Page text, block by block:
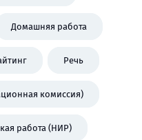
Домашняя работа
Речь
комиссия)
работа (НИР)